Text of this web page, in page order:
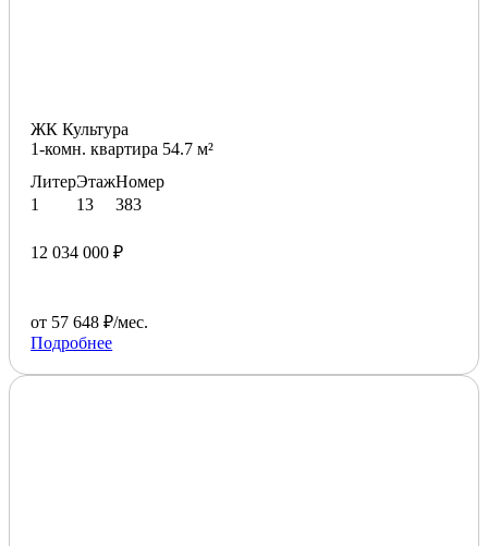
ЖК Культура
1-комн. квартира 54.7 м²
Литер
1
Этаж
13
Номер
383
12 034 000 ₽
от 57 648 ₽/мес.
Подробнее